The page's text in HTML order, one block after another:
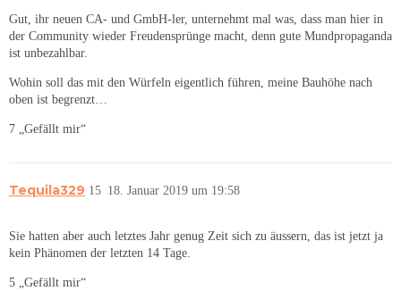
Gut, ihr neuen CA- und GmbH-ler, unternehmt mal was, dass man hier in
der Community wieder Freudensprünge macht, denn gute Mundpropaganda
ist unbezahlbar.
Wohin soll das mit den Würfeln eigentlich führen, meine Bauhöhe nach
oben ist begrenzt…
7 „Gefällt mir“
Tequila329 18. Januar 2019 um 19:58
15
Sie hatten aber auch letztes Jahr genug Zeit sich zu äussern, das ist jetzt ja
kein Phänomen der letzten 14 Tage.
5 „Gefällt mir“